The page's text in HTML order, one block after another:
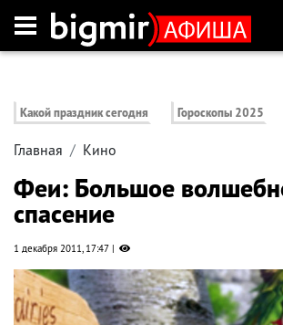
Какой праздник сегодня Гороскопы 2025
Главная Кино
Феи: Большое
спасение
1 декабря 2011, 17:47